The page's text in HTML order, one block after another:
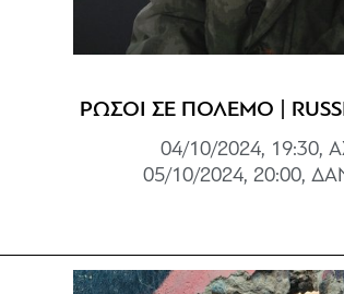
ΡΩΣΟΙ ΣΕ ΠΟΛΕΜΟ |
04/10/2024, 19:30,
05/10/2024, 20:00,